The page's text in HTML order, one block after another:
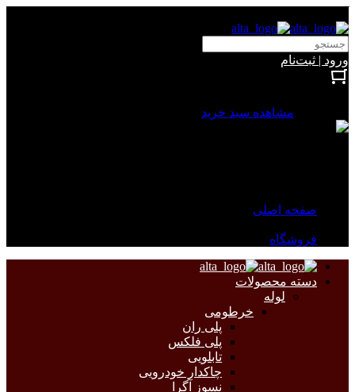
ورود | ثبت‌نام
مشاهده سبد خرید
صفحه اصلی
فروشگاه
دسته محصولات
لوله
خرطومی
پلی ران
پلی فلکس
تابلویی
چاکدار خودرویی
نسوز آگرا